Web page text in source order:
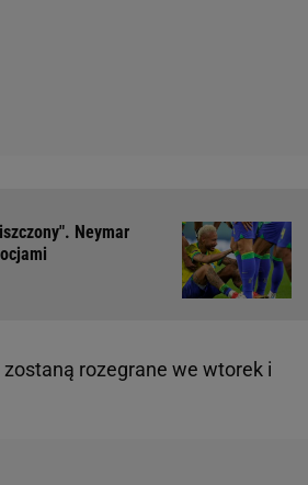
Neymar
zostaną rozegrane we wtorek i